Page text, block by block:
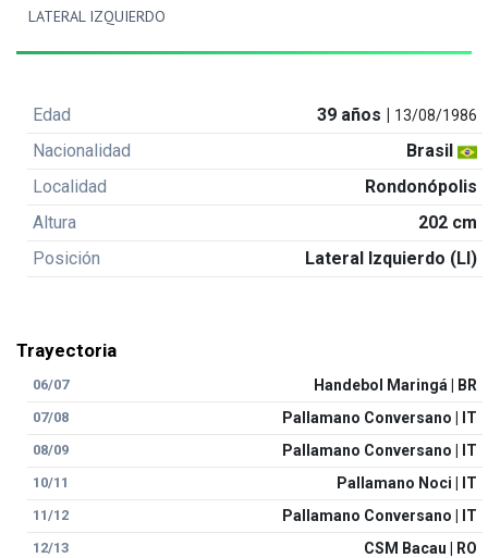
LATERAL IZQUIERDO
Edad 39 años | 13/08/1986
Nacionalidad
Brasil
Localidad
Rondonópolis
Altura
202 cm
Posición
Lateral Izquierdo (LI)
Trayectoria
06/07 Handebol Maringá | BR
07/08 Pallamano Conversano | IT
08/09 Pallamano Conversano | IT
10/11 Pallamano Noci | IT
11/12 Pallamano Conversano | IT
12/13 CSM Bacau | RO